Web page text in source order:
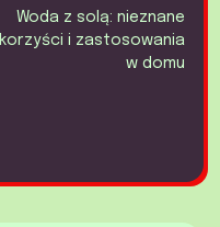
Woda z solą: nieznane
korzyści i zastosowania
w domu